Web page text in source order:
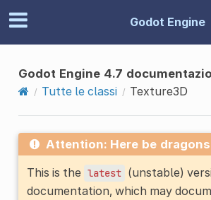
Godot Engine
Godot Engine 4.7
Tutte le classi
Texture3D
Attention: Here be dragons
This is the latest (unstable)
documentation, which may